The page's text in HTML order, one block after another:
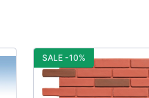
SALE -10%